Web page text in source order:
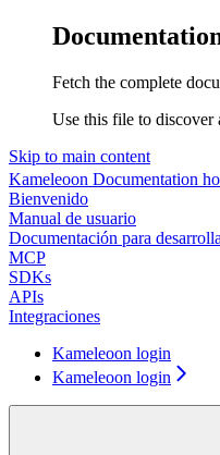
Fetch the complete
Use this file to discover
Skip to main content
Kameleoon Documentation
Bienvenido
Manual de usuario
Documentación para
MCP
SDKs
APIs
Integraciones
Kameleoon login
Kameleoon login